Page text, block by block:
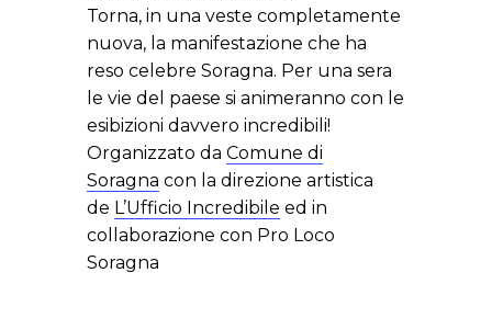
Torna, in una veste completamente
nuova, la manifestazione che ha
reso celebre Soragna. Per una sera
le vie del paese si animeranno con le
esibizioni davvero incredibili!
Organizzato da Comune di
Soragna con la direzione artistica
de L’Ufficio Incredibile ed in
collaborazione con Pro Loco
Soragna